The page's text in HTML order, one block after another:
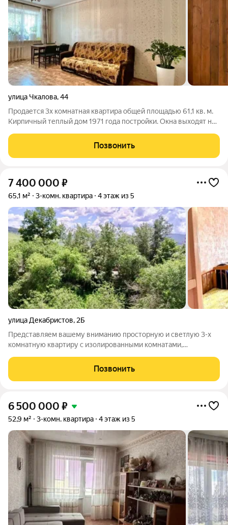
улица Чкалова,44
Продается 3х комнатная квартира общей площадью 61,1 кв. м.
Кирпичный теплый дом 1971 года постройки. Окна выходят на
также раздельный санузел. Большая кухня 7 кв.м. На окнах
решетки, квартира
Позвонить
7 400 000 ₽
65,1 м² 3-комн. квартира 4 этаж из 5
улица Декабристов, 2Б
Представляем вашему вниманию просторную и светлую 3-х
комнатную квартиру с изолированными комнатами,
Расположенная в тихом и спокойном районе, эта квартира
сочетает комфорт уюта и удобство городской жизни.
Позвонить
6 500 000 ₽
52,9 м² 3-комн. квартира 4 этаж из 5